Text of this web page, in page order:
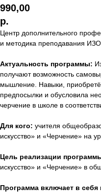
990,00
р.
Центр дополнительного
и методика преподавания
Актуальность программы:
получают возможность
мышление. Навыки,
предпосылки и обусловила
черчение в школе в
Для кого: учителя
искусство» и «Черчение» на
Цель реализации
искусство» и «Черчение» в
Программа включает в